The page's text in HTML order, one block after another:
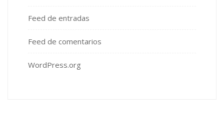
Feed de entradas
Feed de comentarios
WordPress.org